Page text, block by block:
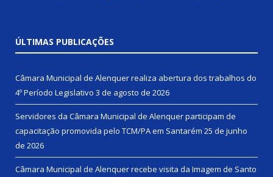
ÚLTIMAS PUBLICAÇÕES
Câmara Municipal de Alenquer realiza abertura dos trabalhos do
4º Período Legislativo 3 de agosto de 2026
Servidores da Câmara Municipal de Alenquer participam de
capacitação promovida pelo TCM/PA em Santarém 25 de junho
de 2026
Câmara Municipal de Alenquer recebe visita da Imagem de Santo